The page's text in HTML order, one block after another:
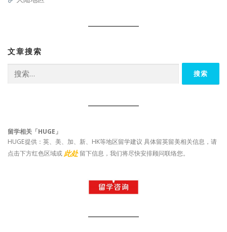
文章搜索
索：
留学相关「HUGE」
HUGE提供：英、美、加、新、HK等地区留学建议 具体留英留美相关信息，请
点击下方红色区域或 此处 留下信息，我们将尽快安排顾问联络您。